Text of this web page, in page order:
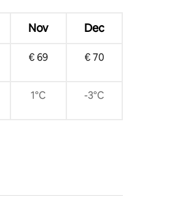
Nov Dec
€ 69 € 70
1°C -3°C